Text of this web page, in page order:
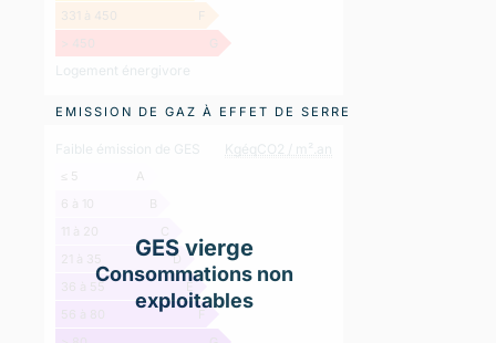
331 à 450
F
> 450
G
Logement énergivore
EMISSION DE GAZ À EFFET DE SERRE
Faible émission de GES KgéqCO2 / m².an
≤ 5
A
6 à 10
B
11 à 20
C
21 à 35
D
36 à 55
E
56 à 80
F
GES vierge
Consommations non
exploitables